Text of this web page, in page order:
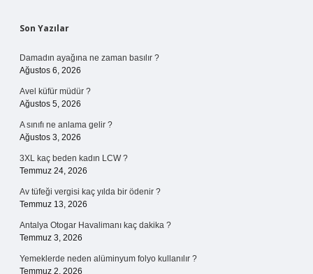
Sidebar
Son Yazılar
Damadın ayağına ne zaman basılır ?
Ağustos 6, 2026
Avel küfür müdür ?
Ağustos 5, 2026
A sınıfı ne anlama gelir ?
Ağustos 3, 2026
3XL kaç beden kadın LCW ?
Temmuz 24, 2026
Av tüfeği vergisi kaç yılda bir ödenir ?
Temmuz 13, 2026
Antalya Otogar Havalimanı kaç dakika ?
Temmuz 3, 2026
Yemeklerde neden alüminyum folyo kullanılır ?
Temmuz 2, 2026